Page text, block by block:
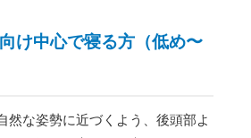
け中心で寝る方（低め〜
然な姿勢に近づくよう、後頭部よ